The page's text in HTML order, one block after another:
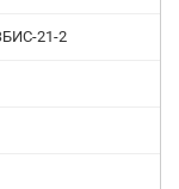
21-2